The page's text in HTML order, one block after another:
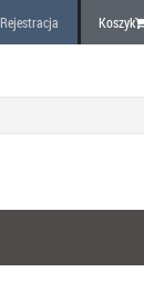
Rejestracja Koszyk